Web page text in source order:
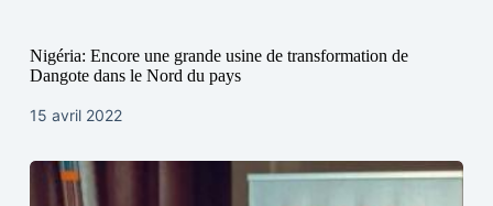
Nigéria: Encore une grande usine de transformation de
Dangote dans le Nord du pays
15 avril 2022